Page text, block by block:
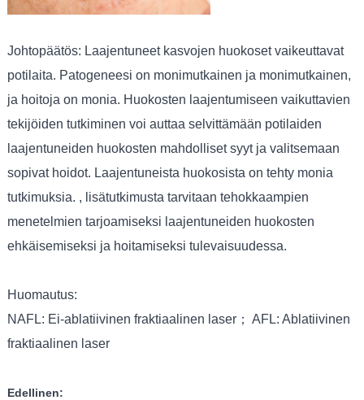
Johtopäätös: Laajentuneet kasvojen huokoset vaikeuttavat
potilaita. Patogeneesi on monimutkainen ja monimutkainen,
ja hoitoja on monia. Huokosten laajentumiseen vaikuttavien
tekijöiden tutkiminen voi auttaa selvittämään potilaiden
laajentuneiden huokosten mahdolliset syyt ja valitsemaan
sopivat hoidot. Laajentuneista huokosista on tehty monia
tutkimuksia. , lisätutkimusta tarvitaan tehokkaampien
menetelmien tarjoamiseksi laajentuneiden huokosten
ehkäisemiseksi ja hoitamiseksi tulevaisuudessa.
Huomautus:
NAFL: Ei-ablatiivinen fraktiaalinen laser； AFL: Ablatiivinen
fraktiaalinen laser
Edellinen: